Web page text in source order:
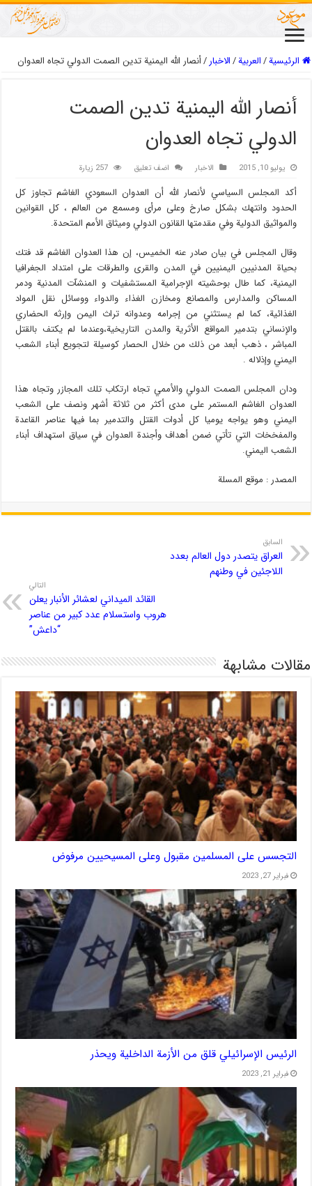
الرئيسية/العربیة/الاخبار/أنصار الله اليمنية تدين الصمت الدولي تجاه العدوان
أنصار الله اليمنية تدين الصمت
الدولي تجاه العدوان
يوليو 10, 2015 الاخبار اضف تعليق 257 زيارة
أكد المجلس السياسي لأنصار الله أن العدوان السعودي الغاشم تجاوز كل
الحدود وانتهك بشكل صارخ وعلى مرأى ومسمع من العالم ، كل القوانين
والمواثيق الدولية وفي مقدمتها القانون الدولي وميثاق الأمم المتحدة.
وقال المجلس في بيان صادر عنه الخميس، إن هذا العدوان الغاشم قد فتك
بحياة المدنيين اليمنيين في المدن والقرى والطرقات على امتداد الجغرافيا
اليمنية، كما طال بوحشيته الإجرامية المستشفيات و المنشآت المدنية ودمر
المساكن والمدارس والمصانع ومخازن الغذاء والدواء ووسائل نقل المواد
الغذائية، كما لم يستثني من إجرامه وعدوانه تراث اليمن وإرثه الحضاري
والإنساني بتدمير المواقع الأثرية والمدن التاريخية،وعندما لم يكتف بالقتل
المباشر ، ذهب أبعد من ذلك من خلال الحصار كوسيلة لتجويع أبناء الشعب
اليمني وإذلاله .
ودان المجلس الصمت الدولي والأممي تجاه ارتكاب تلك المجازر وتجاه هذا
العدوان الغاشم المستمر على مدى أكثر من ثلاثة أشهر ونصف على الشعب
اليمني وهو يواجه يوميا كل أدوات القتل والتدمير بما فيها عناصر القاعدة
والمفخخات التي تأتي ضمن أهداف وأجندة العدوان في سياق استهداف أبناء
الشعب اليمني.
المصدر : موقع المسلة
السابق
العراق يتصدر دول العالم بعدد
اللاجئين في وطنهم
التالي
القائد الميداني لعشائر الأنبار يعلن
هروب واستسلام عدد كبير من عناصر
“داعش”
مقالات مشابهة
التجسس على المسلمين مقبول وعلى المسيحيين مرفوض
فبراير 27, 2023
الرئيس الإسرائيلي قلق من الأزمة الداخلية ويحذر
فبراير 21, 2023